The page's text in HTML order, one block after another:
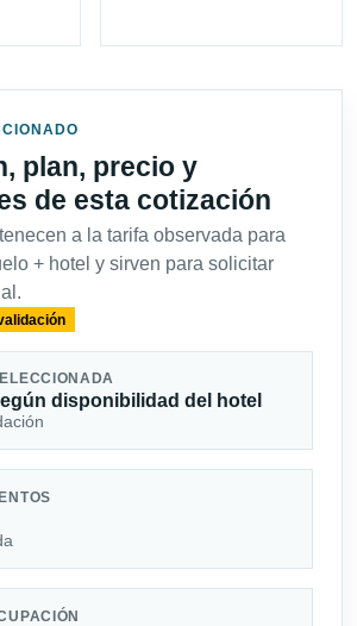
plan, precio y
de esta cotización
a la tarifa observada para
+ hotel y sirven para solicitar
disponibilidad del hotel